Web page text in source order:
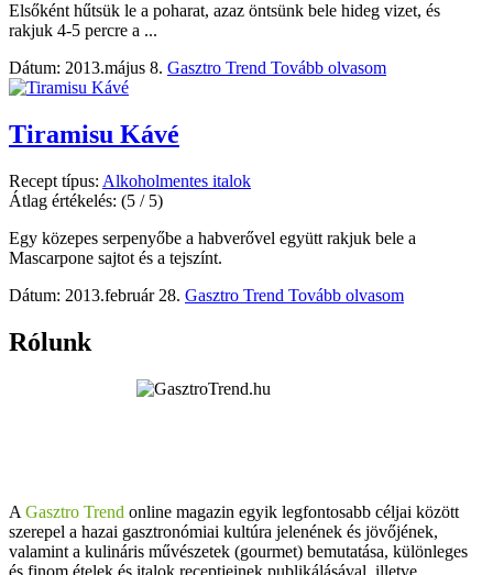
Elsőként hűtsük le a poharat, azaz öntsünk bele hideg vizet, és
rakjuk 4-5 percre a ...
Dátum: 2013.május 8. Gasztro Trend Tovább olvasom
Tiramisu Kávé
Recept típus: Alkoholmentes italok
Átlag értékelés: (5 / 5)
Egy közepes serpenyőbe a habverővel együtt rakjuk bele a
Mascarpone sajtot és a tejszínt.
Dátum: 2013.február 28. Gasztro Trend Tovább olvasom
Rólunk
A Gasztro Trend online magazin egyik legfontosabb céljai között
szerepel a hazai gasztronómiai kultúra jelenének és jövőjének,
valamint a kulináris művészetek (gourmet) bemutatása, különleges
és finom ételek és italok receptjeinek publikálásával, illetve